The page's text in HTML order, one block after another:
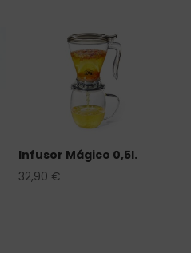
Infusor Mágico 0,5l.
32,90 €